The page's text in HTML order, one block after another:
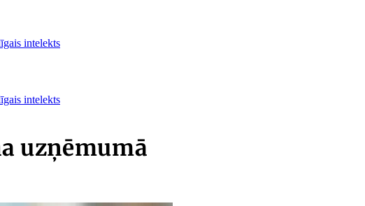
intelekts
intelekts
uzņēmumā